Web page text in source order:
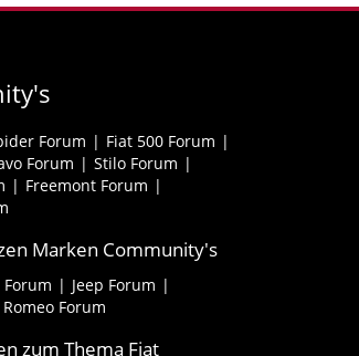
Forum
Fiat 500 Forum
Forum
Stilo Forum
Freemont Forum
Marken Community's
Jeep Forum
Forum
zum Thema Fiat